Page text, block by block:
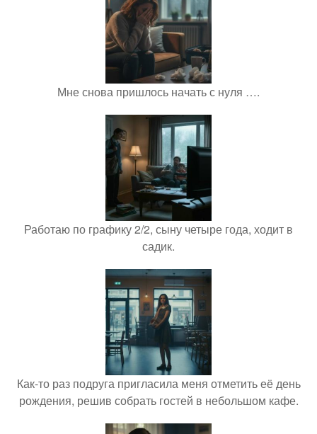
Мне снова пришлось начать с нуля ….
Работаю по графику 2/2, сыну четыре года, ходит в
садик.
Как-то раз подруга пригласила меня отметить её день
рождения, решив собрать гостей в небольшом кафе.